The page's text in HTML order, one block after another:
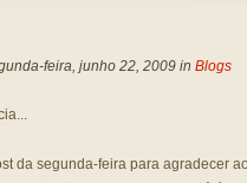
feira, junho 22, 2009 in Blogs
da segunda-feira para agradecer